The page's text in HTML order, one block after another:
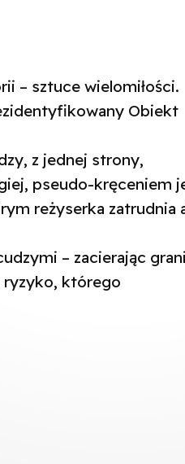
– sztuce wielomiłości.
Obiekt
z jednej strony,
pseudo-kręceniem
reżyserka zatrudnia
– zacierając
ryzyko, którego